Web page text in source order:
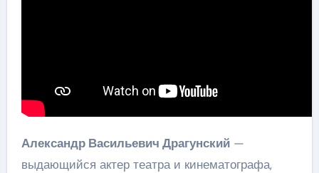
Александр Васильевич Драгунский—
выдающийся актер театра и кинематографа,